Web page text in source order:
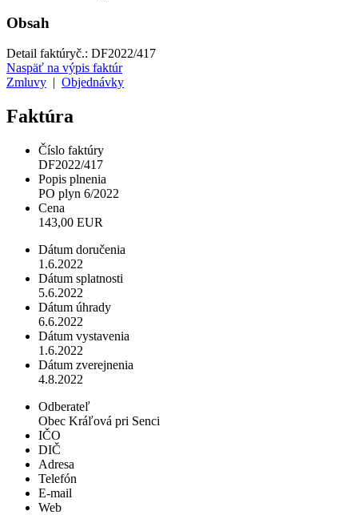
Obsah
Detail faktúryč.: DF2022/417
Naspäť na výpis faktúr
Zmluvy
Objednávky
Faktúra
Číslo faktúry
DF2022/417
Popis plnenia
PO plyn 6/2022
Cena
143,00 EUR
Dátum doručenia
1.6.2022
Dátum splatnosti
5.6.2022
Dátum úhrady
6.6.2022
Dátum vystavenia
1.6.2022
Dátum zverejnenia
4.8.2022
Odberateľ
Obec Kráľová pri Senci
IČO
DIČ
Adresa
Telefón
E-mail
Web